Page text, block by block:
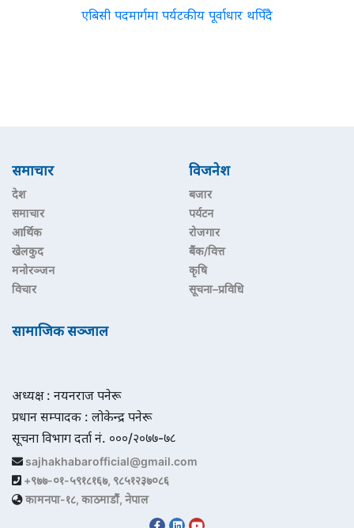
एबिसी पदमार्गमा पर्यटकीय पूर्वाधार थपिँदै
समाचार
देश
समाचार
आर्थिक
खेलकुद
मनोरञ्जन
विचार
विजनेश
बजार
पर्यटन
रोजगार
बैंक/वित्त
कृषि
सूचना–प्रविधि
सामाजिक सञ्जाल
अध्यक्ष : नयनराज पनेरू
प्रधान सम्पादक : लोकेन्द्र पनेरू
सूचना विभाग दर्ता नं. ०००/२०७७-७८
sajhakhabarofficial@gmail.com
+९७७-०१-५९१८१६७, ९८५१२३७०८६
कामनपा-१८, काठमाडौं, नेपाल